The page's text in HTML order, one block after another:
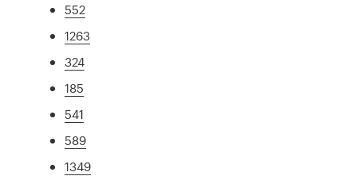
552
1263
324
185
541
589
1349